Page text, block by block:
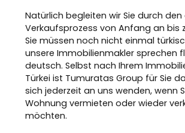
Natürlich begleiten wir Sie durch
Verkaufsprozess von Anfang an bis
Sie müssen noch nicht einmal
unsere Immobilienmakler sprechen
deutsch. Selbst nach Ihrem
Türkei ist Tumuratas Group für Sie
sich jederzeit an uns wenden, wenn
Wohnung vermieten oder wieder
möchten.